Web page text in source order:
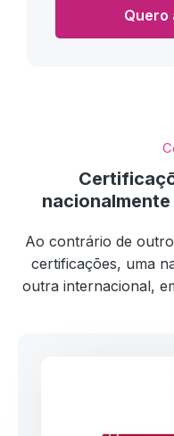
Quero
Ao contrário de
certificações, uma
outra internacional,